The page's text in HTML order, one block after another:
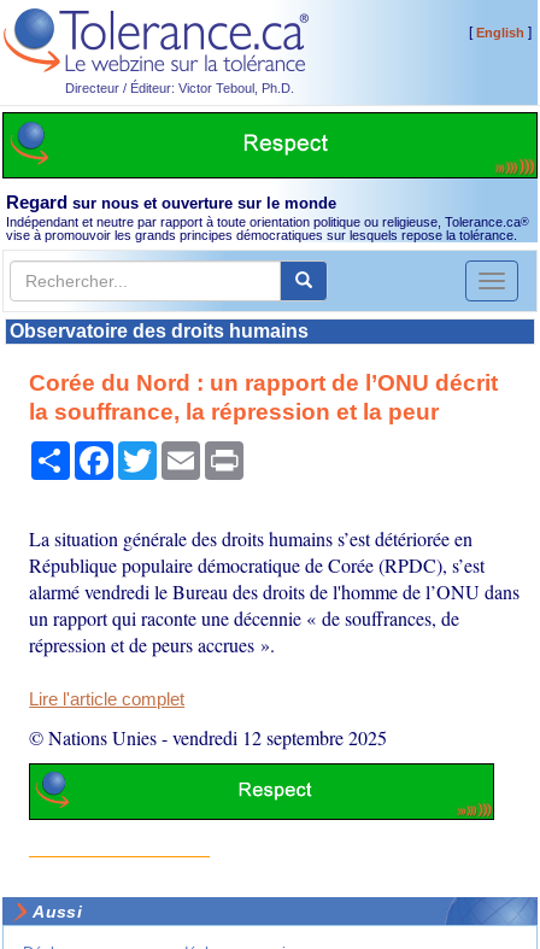
Directeur / Éditeur: Victor Teboul, Ph.D.
[English ]
Regard sur nous et ouverture sur le monde
Indépendant et neutre par rapport à toute orientation politique ou religieuse, Tolerance.ca®
vise à promouvoir les grands principes démocratiques sur lesquels repose la tolérance.
Toggle
Observatoire des droits humains
Corée du Nord : un rapport de l’ONU décrit
la souffrance, la répression et la peur
PartagerFacebook
TwitterEmail
La situation générale des droits humains s’est détériorée en
République populaire démocratique de Corée (RPDC), s’est
alarmé vendredi le Bureau des droits de l'homme de l’ONU dans
un rapport qui raconte une décennie « de souffrances, de
répression et de peurs accrues ».
Lire l'article complet
© Nations Unies-vendredi 12 septembre 2025
Aussi